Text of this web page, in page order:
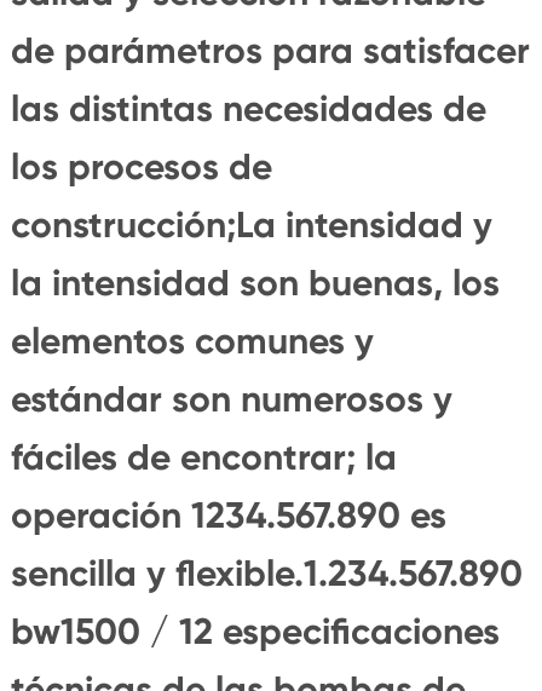
de parámetros para satisfacer
las distintas necesidades de
los procesos de
construcción;La intensidad y
la intensidad son buenas, los
elementos comunes y
estándar son numerosos y
fáciles de encontrar; la
operación 1234.567.890 es
sencilla y flexible.1.234.567.890
bw1500 / 12 especificaciones